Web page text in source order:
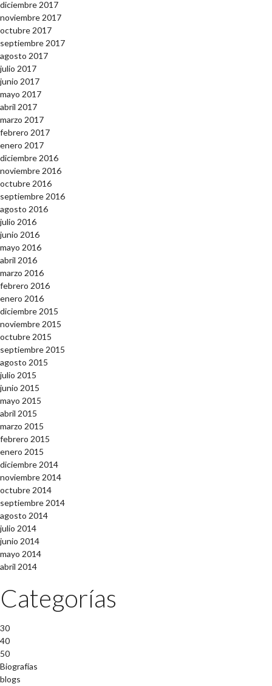
diciembre 2017
noviembre 2017
octubre 2017
septiembre 2017
agosto 2017
julio 2017
junio 2017
mayo 2017
abril 2017
marzo 2017
febrero 2017
enero 2017
diciembre 2016
noviembre 2016
octubre 2016
septiembre 2016
agosto 2016
julio 2016
junio 2016
mayo 2016
abril 2016
marzo 2016
febrero 2016
enero 2016
diciembre 2015
noviembre 2015
octubre 2015
septiembre 2015
agosto 2015
julio 2015
junio 2015
mayo 2015
abril 2015
marzo 2015
febrero 2015
enero 2015
diciembre 2014
noviembre 2014
octubre 2014
septiembre 2014
agosto 2014
julio 2014
junio 2014
mayo 2014
abril 2014
Categorías
30
40
50
Biografías
blogs